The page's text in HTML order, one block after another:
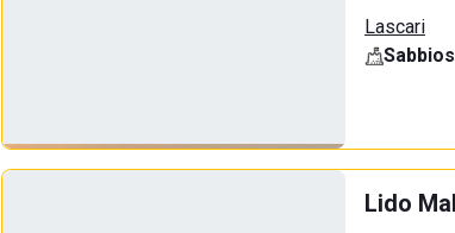
Lascari
Lido